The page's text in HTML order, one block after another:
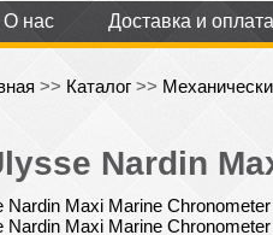
О нас Доставка и оплата
>> Каталог >>
Nardin